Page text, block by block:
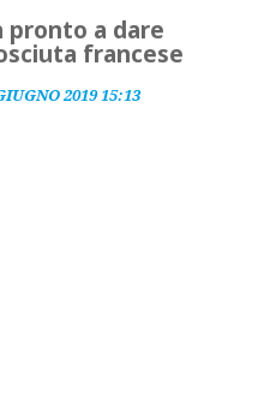
pronto a dare
francese
2019 15:13